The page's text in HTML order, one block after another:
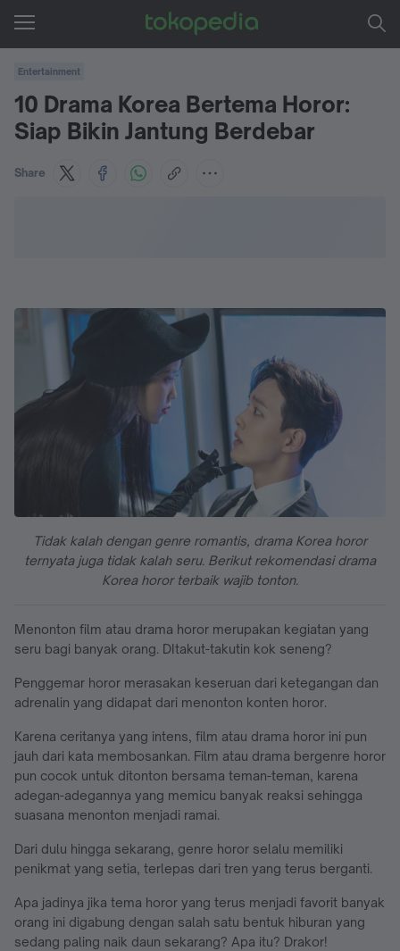
Entertainment
10 Drama Korea Bertema Horor:
Siap Bikin Jantung Berdebar
Share
Tidak kalah dengan genre romantis, drama Korea horor
ternyata juga tidak kalah seru. Berikut rekomendasi drama
Korea horor terbaik wajib tonton.
Menonton film atau drama horor merupakan kegiatan yang
seru bagi banyak orang. DItakut-takutin kok seneng?
Penggemar horor merasakan keseruan dari ketegangan dan
adrenalin yang didapat dari menonton konten horor.
Karena ceritanya yang intens, film atau drama horor ini pun
jauh dari kata membosankan. Film atau drama bergenre horor
pun cocok untuk ditonton bersama teman-teman, karena
adegan-adegannya yang memicu banyak reaksi sehingga
suasana menonton menjadi ramai.
Dari dulu hingga sekarang, genre horor selalu memiliki
penikmat yang setia, terlepas dari tren yang terus berganti.
Apa jadinya jika tema horor yang terus menjadi favorit banyak
orang ini digabung dengan salah satu bentuk hiburan yang
sedang paling naik daun sekarang? Apa itu? Drakor!